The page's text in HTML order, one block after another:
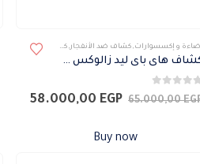
و إكسسوارات , كشاف ضد الأنفجار, كشافات ,كشافات
كشاف هاى باى ليد زالوكس ضد الانفجار
من 5
65.000,00 السعر
65.000,00 EGP.
58.000,00 EGP
Buy now